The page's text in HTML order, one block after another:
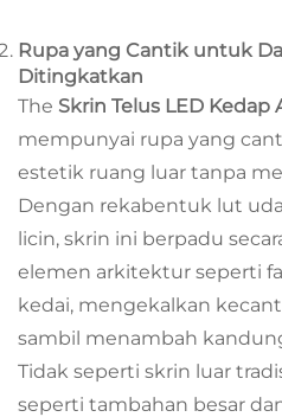
Rupa yang Cantik untuk
Ditingkatkan
The Skrin Telus LED Kedap
mempunyai rupa yang
estetik ruang luar tanpa
Dengan rekabentuk lut
licin, skrin ini berpadu
elemen arkitektur seperti
kedai, mengekalkan
sambil menambah
Tidak seperti skrin luar
seperti tambahan besar